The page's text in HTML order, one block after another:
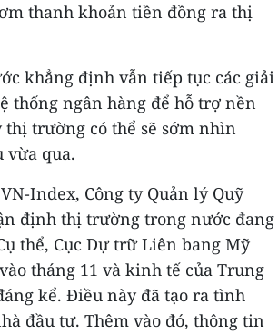
thanh khoản tiền đồng ra thị
khẳng định vẫn tiếp tục các giải
thống ngân hàng để hỗ trợ nền
trường có thể sẽ sớm nhìn
vừa qua.
Index, Công ty Quản lý Quỹ
định thị trường trong nước đang
thể, Cục Dự trữ Liên bang Mỹ
tháng 11 và kinh tế của Trung
kể. Điều này đã tạo ra tình
đầu tư. Thêm vào đó, thông tin